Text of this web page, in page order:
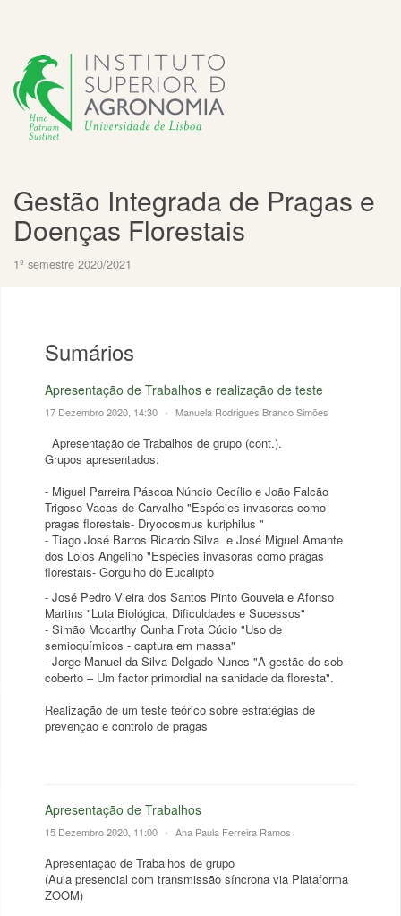
Gestão Integrada de Pragas e
Doenças Florestais
1º semestre 2020/2021
Sumários
Apresentação de Trabalhos e realização de teste
17 Dezembro 2020, 14:30 • Manuela Rodrigues Branco Simões
Apresentação de Trabalhos de grupo (cont.).
Grupos apresentados:
- Miguel Parreira Páscoa Núncio Cecílio e João Falcão
Trigoso Vacas de Carvalho "Espécies invasoras como
pragas florestais- Dryocosmus kuriphilus "
- Tiago José Barros Ricardo Silva e José Miguel Amante
dos Loios Angelino "Espécies invasoras como pragas
florestais- Gorgulho do Eucalipto
- José Pedro Vieira dos Santos Pinto Gouveia e Afonso
Martins "Luta Biológica, Dificuldades e Sucessos"
- Simão Mccarthy Cunha Frota Cúcio "Uso de
semioquímicos - captura em massa"
- Jorge Manuel da Silva Delgado Nunes "A gestão do sob-
coberto – Um factor primordial na sanidade da floresta".
Realização de um teste teórico sobre estratégias de
prevenção e controlo de pragas
Apresentação de Trabalhos
15 Dezembro 2020, 11:00 • Ana Paula Ferreira Ramos
Apresentação de Trabalhos de grupo
(Aula presencial com transmissão síncrona via Plataforma
ZOOM)